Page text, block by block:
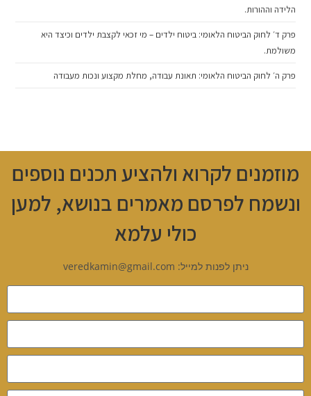
הלידה וההורות.
פרק ד׳ לחוק הביטוח הלאומי: ביטוח ילדים – מי זכאי לקצבת ילדים וכיצד היא
משולמת.
פרק ה׳ לחוק הביטוח הלאומי: תאונת עבודה, מחלת מקצוע ונכות מעבודה
מוזמנים לקרוא ולהציע תכנים נוספים
ונשמח לפרסם מאמרים בנושא, למען
כולי עלמא
ניתן לפנות למייל: veredkamin@gmail.com